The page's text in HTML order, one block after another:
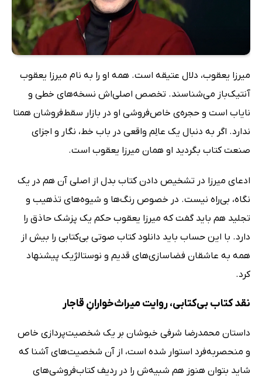
میرزا یعقوب، دلال عتیقه است. همه او را به نام میرزا یعقوب
آنتیک‌باز می‌شناسند. تخصص اصلی‌اش نسخه‌های خطی و
نایاب است و حجره‌ی خاص‌فروشی او در بازار سقط‌فروشان همتا
ندارد. اگر به دنبال یک عالِم واقعی در باب خط، نگار و اجزای
صنعت کتاب بگردید او همان میرزا یعقوب است.
ادعای میرزا در تشخیص دادن کتاب بدل از اصلی آن هم در یک
نگاه، بی‌راه نیست. در خصوص رنگ‌ها و شیوه‌های تذهیب و
تجلید هم باید گفت که میرزا یعقوب حکم یک پزشک حاذق را
دارد. با این حساب باید دانلود کتاب صوتی بی‌کتابی را بیش از
همه به عاشقان فضاسازی‌های قدیم و نوستالژیک پیشنهاد
کرد.
نقد کتاب بی‌کتابی، روایت میراث‌خوارانِ قاجار
داستان محمدرضا شرفی خبوشان بر یک شخصیت‌پردازی خاص
و منحصر‌به‌فرد استوار شده است، از آن شخصیت‌های آشنا که
شاید بتوان هنوز هم شبیه‌ش را در ردیف کتاب‌فروشی‌های